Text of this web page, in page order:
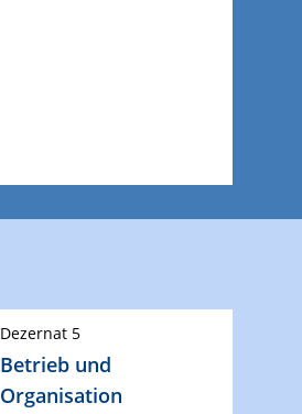
Dezernat 5
Betrieb und
Organisation